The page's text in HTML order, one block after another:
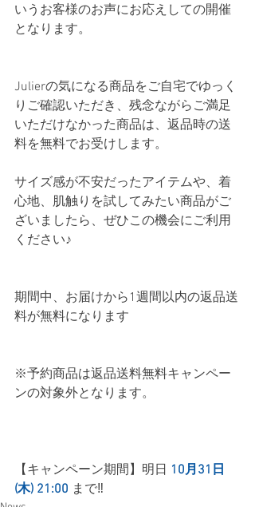
いうお客様のお声にお応えしての開催
となります。
Julierの気になる商品をご自宅でゆっく
りご確認いただき、残念ながらご満足
いただけなかった商品は、返品時の送
料を無料でお受けします。
サイズ感が不安だったアイテムや、着
心地、肌触りを試してみたい商品がご
ざいましたら、ぜひこの機会にご利用
ください♪
期間中、お届けから1週間以内の返品送
料が無料になります
※予約商品は返品送料無料キャンペー
ンの対象外となります。
【キャンペーン期間】明日 10月31日
(木) 21:00 まで‼